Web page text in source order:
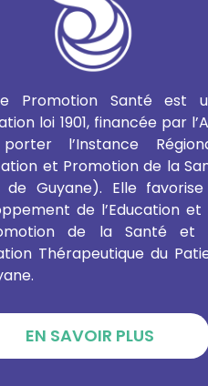
Promotion Santé est
loi 1901, financée par
l’Instance
et Promotion de la
de Guyane). Elle
de l’Education et
de la Santé et
Thérapeutique du
EN SAVOIR PLUS